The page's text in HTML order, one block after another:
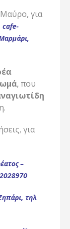
για
cafe-
, που
για
–
τηλ